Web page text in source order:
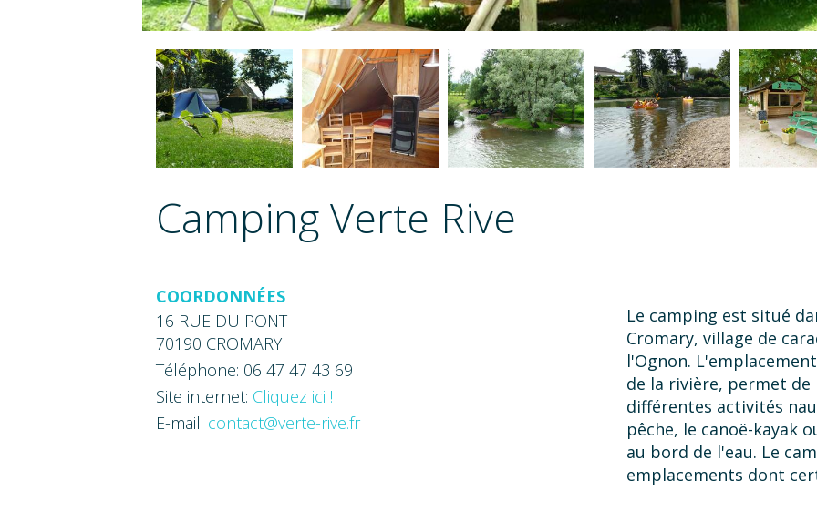
Camping Verte Rive
COORDONNÉES
16 RUE DU PONT
70190 CROMARY
Téléphone: 06 47 47 43 69
Site internet: Cliquez ici !
E-mail: contact@verte-rive.fr
Le camping est situé
Cromary, village de
l'Ognon.
de la rivière, permet
différentes activités
pêche, le canoë-kayak
au bord de l'eau. Le
emplacements dont